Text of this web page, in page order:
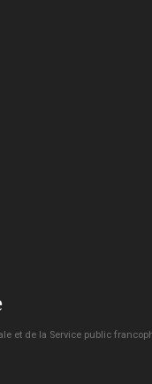
et de la Service public